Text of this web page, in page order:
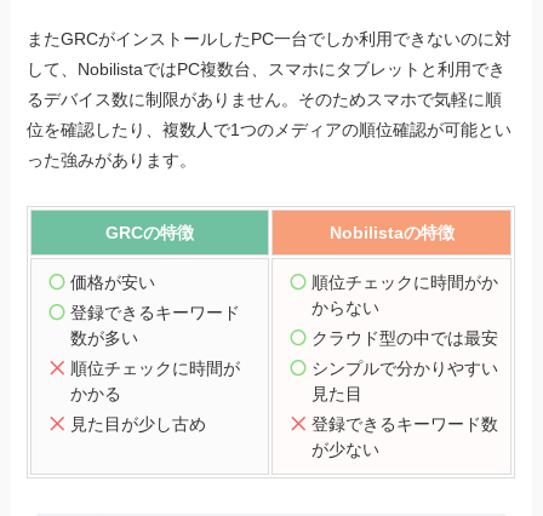
またGRCがインストールしたPC一台でしか利用できないのに対
して、NobilistaではPC複数台、スマホにタブレットと利用でき
るデバイス数に制限がありません。そのためスマホで気軽に順
位を確認したり、複数人で1つのメディアの順位確認が可能とい
った強みがあります。
GRCの特徴 Nobilistaの特徴
価格が安い
登録できるキーワード
数が多い
順位チェックに時間が
かかる
見た目が少し古め
順位チェックに時間がか
からない
クラウド型の中では最安
シンプルで分かりやすい
見た目
登録できるキーワード数
が少ない